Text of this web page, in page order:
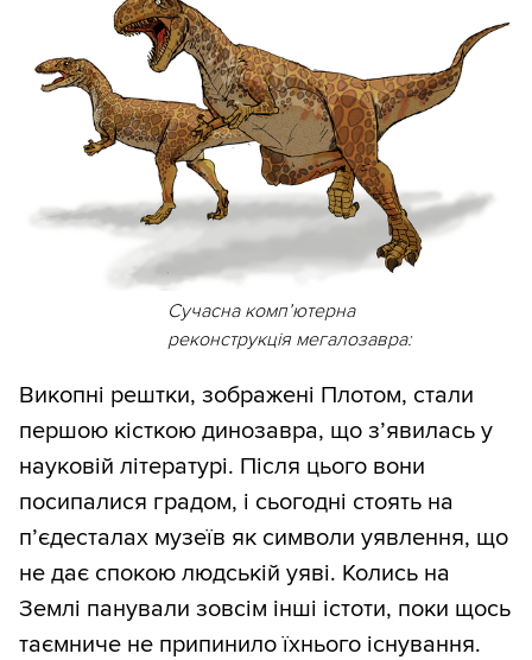
Сучасна комп’ютерна
реконструкція мегалозавра:
Викопні рештки, зображені Плотом, стали
першою кісткою динозавра, що з’явилась у
науковій літературі. Після цього вони
посипалися градом, і сьогодні стоять на
п’єдесталах музеїв як символи уявлення, що
не дає спокою людській уяві. Колись на
Землі панували зовсім інші істоти, поки щось
таємниче не припинило їхнього існування.